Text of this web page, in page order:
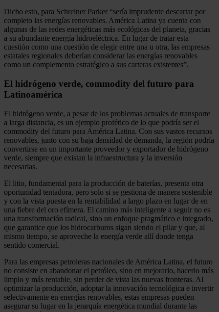
Dicho esto, para Schreiner Parker “sería imprudente descartar por
completo las energías renovables. América Latina ya cuenta con
algunas de las redes energéticas más ecológicas del planeta, gracias
a su abundante energía hidroeléctrica. En lugar de tratar esta
cuestión como una cuestión de elegir entre una u otra, las empresas
estatales regionales deberían considerar las energías renovables
como un complemento estratégico a sus carteras existentes”.
El hidrógeno verde, commodity del futuro para
Latinoamérica
El hidrógeno verde, a pesar de los problemas actuales de transporte
a larga distancia, es un ejemplo profético de lo que podría ser el
commodity del futuro para América Latina. Con sus vastos recursos
renovables, junto con su baja densidad de demanda, la región podría
convertirse en un importante proveedor y exportador de hidrógeno
verde, siempre que existan la infraestructura y la inversión
necesarias.
El litio, fundamental para la producción de baterías, presenta otra
oportunidad tentadora, pero solo si se gestiona de manera sostenible
y con la vista puesta en la rentabilidad a largo plazo en lugar de en
una fiebre del oro efímera. El camino más inteligente a seguir no es
una transformación radical, sino un enfoque pragmático e integrado,
que garantice que los hidrocarburos sigan siendo el pilar y que, al
mismo tiempo, se aproveche la energía verde allí donde tenga
sentido comercial.
Para las empresas petroleras nacionales de América Latina, el futuro
no consiste en abandonar el petróleo, sino en mejorarlo, hacerlo más
limpio y más rentable, sin perder de vista las nuevas fronteras. Al
optimizar la producción, adoptar la innovación tecnológica e invertir
selectivamente en energías renovables, estas empresas pueden
asegurar su lugar en la jerarquía energética mundial durante las